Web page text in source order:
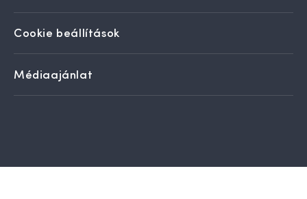
Cookie beállítások
Médiaajánlat